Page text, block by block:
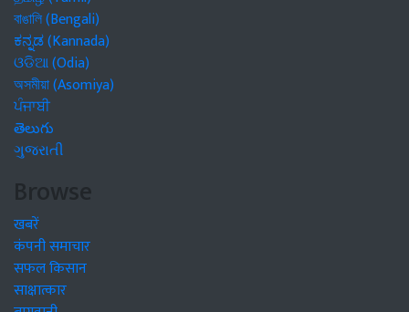
বাঙালি (Bengali)
ಕನ್ನಡ (Kannada)
ଓଡିଆ (Odia)
অসমীয়া (Asomiya)
ਪੰਜਾਬੀ
తెలుగు
ગુજરાતી
Browse
खबरें
कंपनी समाचार
सफल किसान
साक्षात्कार